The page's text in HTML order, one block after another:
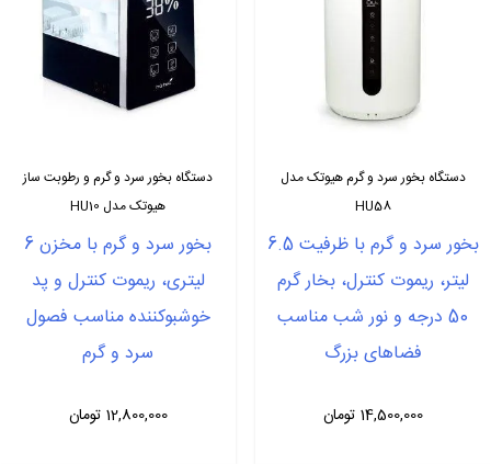
دستگاه بخور سرد و گرم هیوتک مدل
HU58
بخور سرد و گرم با ظرفیت 6.5
لیتر، ریموت کنترل، بخار گرم
50 درجه و نور شب مناسب
فضاهای بزرگ
14,500,000 تومان
دستگاه بخور سرد و گرم و رطوبت ساز
هیوتک مدل HU10
بخور سرد و گرم با مخزن 6
لیتری، ریموت کنترل و پد
خوشبوکننده مناسب فصول
سرد و گرم
12,800,000 تومان